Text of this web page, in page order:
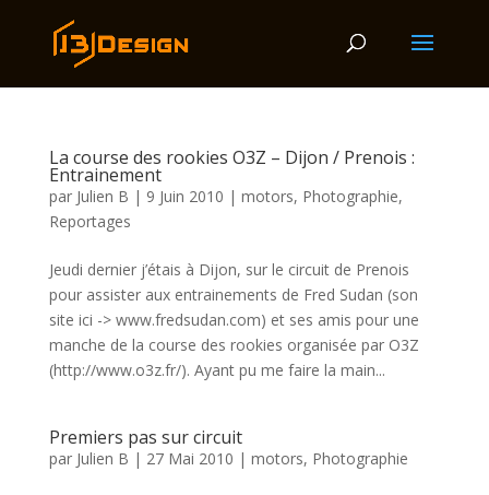
La course des rookies O3Z – Dijon / Prenois :
Entrainement
par Julien B | 9 Juin 2010 | motors, Photographie,
Reportages
Jeudi dernier j’étais à Dijon, sur le circuit de Prenois
pour assister aux entrainements de Fred Sudan (son
site ici -> www.fredsudan.com) et ses amis pour une
manche de la course des rookies organisée par O3Z
(http://www.o3z.fr/). Ayant pu me faire la main...
Premiers pas sur circuit
par Julien B | 27 Mai 2010 | motors, Photographie